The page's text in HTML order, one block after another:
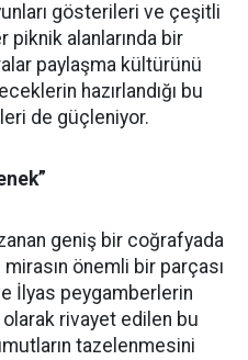
gösterileri ve çeşitli
piknik alanlarında bir
paylaşma kültürünü
hazırlandığı bu
de güçleniyor.
geniş bir coğrafyada
önemli bir parçası
İlyas peygamberlerin
rivayet edilen bu
tazelenmesini